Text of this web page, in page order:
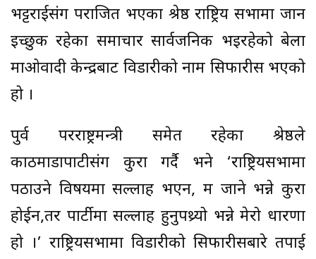
भट्टराईसंग पराजित भएका श्रेष्ठ राष्ट्रिय सभामा जान
इच्छुक रहेका समाचार सार्वजनिक भइरहेको बेला
माओवादी केन्द्रबाट विडारीको नाम सिफारीस भएको
हो ।
पुर्व परराष्ट्रमन्त्री समेत रहेका श्रेष्ठले
काठमाडौंपाटीसंग कुरा गर्दै भने ‘राष्ट्रियसभामा
पठाउने विषयमा सल्लाह भएन, म जाने भन्ने कुरा
होईन,तर पार्टीमा सल्लाह हुनुपथ्र्यो भन्ने मेरो धारणा
हो ।’ राष्ट्रियसभामा विडारीको सिफारीसबारे तपाई